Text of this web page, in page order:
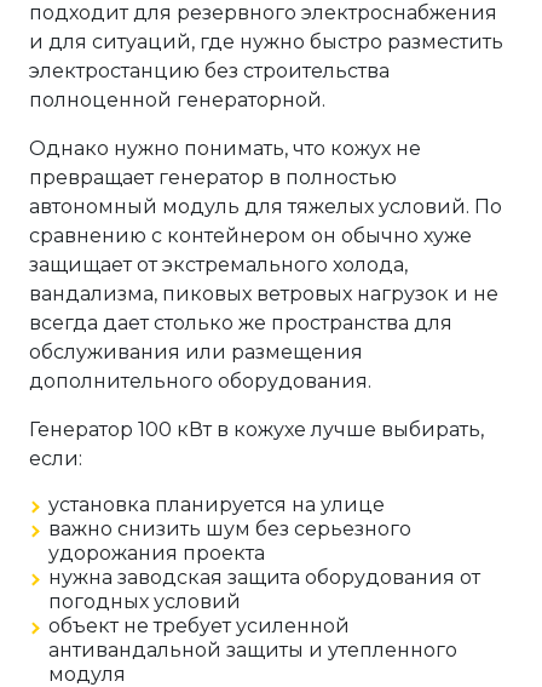
подходит для резервного электроснабжения
и для ситуаций, где нужно быстро разместить
электростанцию без строительства
полноценной генераторной.
Однако нужно понимать, что кожух не
превращает генератор в полностью
автономный модуль для тяжелых условий. По
сравнению с контейнером он обычно хуже
защищает от экстремального холода,
вандализма, пиковых ветровых нагрузок и не
всегда дает столько же пространства для
обслуживания или размещения
дополнительного оборудования.
Генератор 100 кВт в кожухе лучше выбирать,
если:
установка планируется на улице
важно снизить шум без серьезного
удорожания проекта
нужна заводская защита оборудования от
погодных условий
объект не требует усиленной
антивандальной защиты и утепленного
модуля